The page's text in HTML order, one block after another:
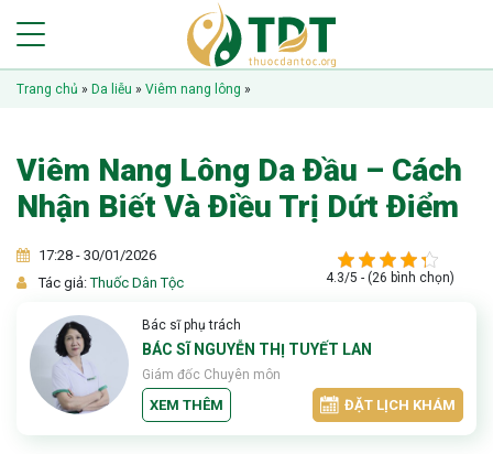
Trang chủ » Da liễu » Viêm nang lông »
Viêm Nang Lông Da Đầu – Cách
Nhận Biết Và Điều Trị Dứt Điểm
17:28 - 30/01/2026
Tác giả:Thuốc Dân Tộc 4.3/5 - (26 bình chọn)
Bác sĩ phụ trách
BÁC SĨ NGUYỄN THỊ TUYẾT LAN
Giám đốc Chuyên môn
XEM THÊM ĐẶT LỊCH KHÁM